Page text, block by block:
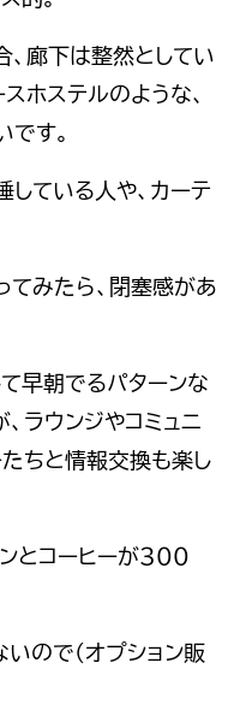
、廊下は整然としてい
ホステルのような、
す。
ている人や、カーテ
てみたら、閉塞感があ
早朝でるパターンな
ラウンジやコミュニ
ちと情報交換も楽し
とコーヒーが３００
いので(オプション販